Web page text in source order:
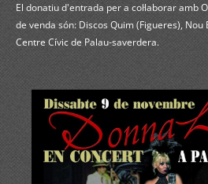
El donatiu d'entrada per a col·laborar amb
de venda són: Discos Quim (Figueres), Nou
Centre Cívic de Palau-saverdera.